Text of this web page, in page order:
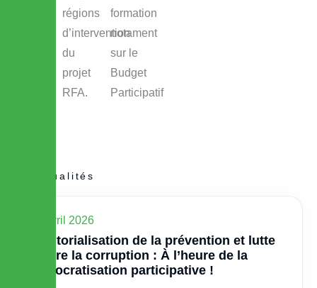
régions
d’intervention
du
projet
RFA.
formation
notament
sur le
Budget
Participatif
Actualités
28 avril 2026
Territorialisation de la prévention et lutte
contre la corruption : À l’heure de la
démocratisation participative !